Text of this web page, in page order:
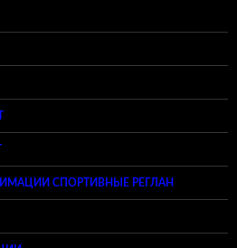
СПОРТИВНЫЕ РЕГЛАН